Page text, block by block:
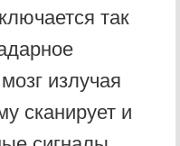
так
излучая
сканирует и